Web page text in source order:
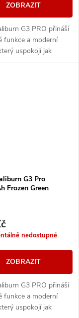
ZOBRAZIT
G3 PRO přináší
funkce a moderní
uspokojí jak
tak pokročilé
barevným LCD
G3 Pro
Frozen Green
nedostupné
ZOBRAZIT
G3 PRO přináší
funkce a moderní
uspokojí jak